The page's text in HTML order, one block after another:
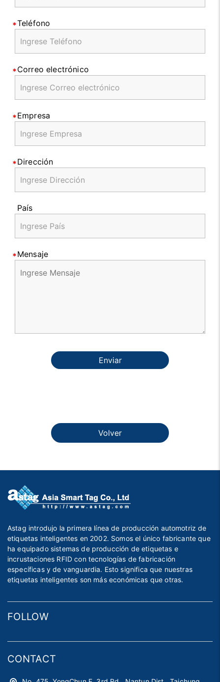
Teléfono
Correo electrónico
Empresa
Dirección
País
Mensaje
Enviar
Volver
Astag introdujo la primera línea de producción automotriz de
etiquetas inteligentes en 2002. Somos el único fabricante que
ha equipado sistemas de producción de etiquetas e
incrustaciones RFID con tecnologías de fabricación
específicas y de vanguardia. Esto significa que nuestras
etiquetas inteligentes son más económicas que otras.
FOLLOW
CONTACT